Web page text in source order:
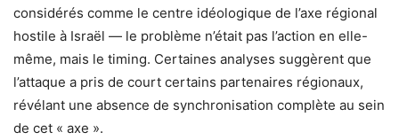
considérés comme le centre idéologique de l’axe régional
hostile à Israël — le problème n’était pas l’action en elle-
même, mais le timing. Certaines analyses suggèrent que
l’attaque a pris de court certains partenaires régionaux,
révélant une absence de synchronisation complète au sein
de cet « axe ».